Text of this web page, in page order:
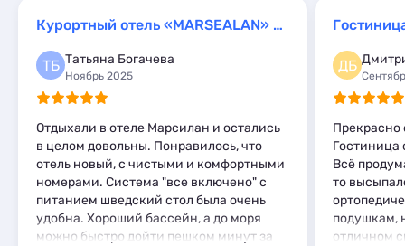
Глэмпинги 1
Шале
Апартаменты 6
Глэмпинги 1
Шале 1
Курортный отель «MARSEALAN» Resort Hotel All inclusive
ТБ Татьяна Богачева
Ноябрь 2025
Отдыхали в отеле Марсилан и остались
в целом довольны. Понравилось, что
отель новый, с чистыми и комфортными
номерами. Система "все включено" с
питанием шведский стол была очень
удобна. Хороший бассейн, а до моря
можно быстро дойти пешком минут за
ДБ
Прекрасно
Гостиница
Всё
то
подушкам,
отличном